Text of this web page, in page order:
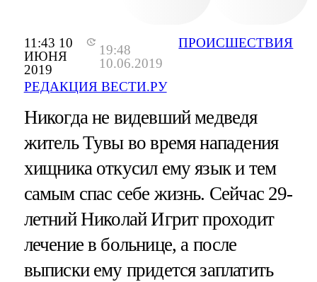
11:43 10
ИЮНЯ
2019
19:48
10.06.2019
РЕДАКЦИЯ ВЕСТИ.РУ
ПРОИСШЕСТВИЯ
Никогда не видевший медведя
житель Тувы во время нападения
хищника откусил ему язык и тем
самым спас себе жизнь. Сейчас 29-
летний Николай Игрит проходит
лечение в больнице, а после
выписки ему придется заплатить